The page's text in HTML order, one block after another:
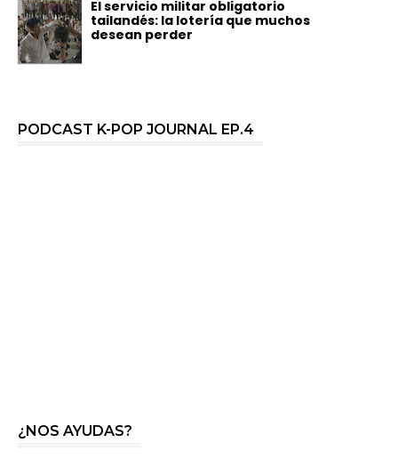
El servicio militar obligatorio
tailandés: la lotería que muchos
desean perder
PODCAST K-POP JOURNAL EP.4
¿NOS AYUDAS?